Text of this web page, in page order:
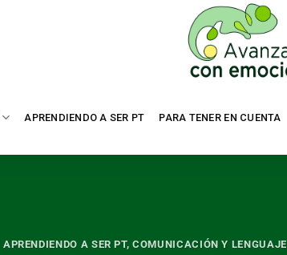
APRENDIENDO A SER PT PARA TENER EN CUENTA
APRENDIENDO A SER PT,COMUNICACIÓN Y LENGUAJE